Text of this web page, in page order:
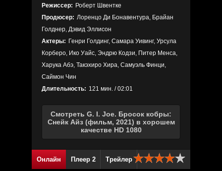
Режиссер: Роберт Швентке
Продюсер: Лоренцо Ди Бонавентура, Брайан
Голднер, Дэвид Эллисон
Актеры: Генри Голдинг, Самара Уивинг, Урсула
Корберо, Ико Уайс, Эндрю Кодзи, Питер Менса,
Харука Абэ, Такэхиро Хира, Самуэль Финци,
Саймон Чин
Длительность: 121 мин. / 02:01
Смотреть G. I. Joe. Бросок кобры:
Снейк Айз (фильм, 2021) в хорошем
качестве HD 1080
Онлайн Плеер 2 Трейлер